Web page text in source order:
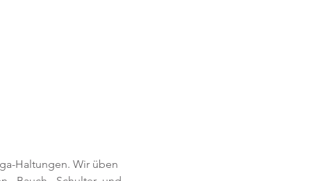
Haltungen. Wir üben